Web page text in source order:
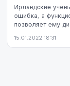
Ирландские
ошибка, а
позволяет ему
15.01.2022 18:31